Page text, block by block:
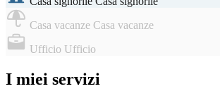
Casa vacanze Casa vacanze
Ufficio Ufficio
I miei servizi